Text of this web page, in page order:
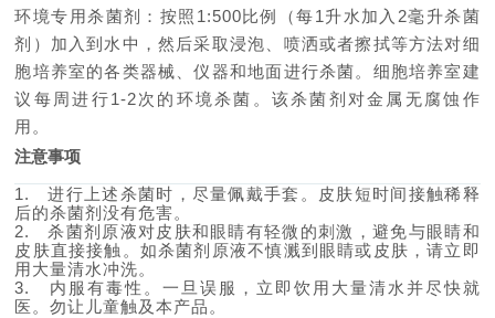
环境专用杀菌剂：按照 1:500比例（每1升水加入2毫升杀菌
剂）加入到水中，然后采取浸泡、喷洒或者擦拭等方法对细
胞培养室的各类器械、仪器和地面进行杀菌。细胞培养室建
议每周进行1-2次的环境杀菌。该杀菌剂对金属无腐蚀作
用。
注意事项
1.
进行上述杀菌时，尽量佩戴手套。皮肤短时间接触稀释
后的杀菌剂没有危害。
2.
杀菌剂原液对皮肤和眼睛有轻微的刺激，避免与眼睛和
皮肤直接接触。如杀菌剂原液不慎溅到眼睛或皮肤，请立即
用大量清水冲洗。
3.
内服有毒性。一旦误服，立即饮用大量清水并尽快就
医。勿让儿童触及本产品。